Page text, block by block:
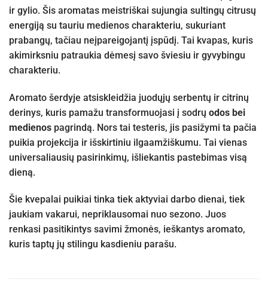
ir gylio. Šis aromatas meistriškai sujungia sultingų citrusų
energiją su tauriu medienos charakteriu, sukuriant
prabangų, tačiau neįpareigojantį įspūdį. Tai kvapas, kuris
akimirksniu patraukia dėmesį savo šviesiu ir gyvybingu
charakteriu.
Aromato šerdyje atsiskleidžia juodųjų serbentų ir citrinų
derinys, kuris pamažu transformuojasi į sodrų odos bei
medienos pagrindą. Nors tai testeris, jis pasižymi ta pačia
puikia projekcija ir išskirtiniu ilgaamžiškumu. Tai vienas
universaliausių pasirinkimų, išliekantis pastebimas visą
dieną.
Šie kvepalai puikiai tinka tiek aktyviai darbo dienai, tiek
jaukiam vakarui, nepriklausomai nuo sezono. Juos
renkasi pasitikintys savimi žmonės, ieškantys aromato,
kuris taptų jų stilingu kasdieniu parašu.